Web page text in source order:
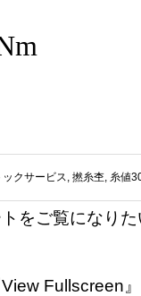
ックサービス, 撚糸杢, 糸値
をご覧になり
Fullscreen